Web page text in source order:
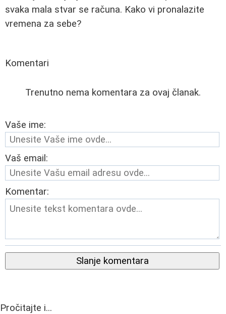
svaka mala stvar se računa. Kako vi pronalazite
vremena za sebe?
Komentari
Trenutno nema komentara za ovaj članak.
Vaše ime:
Vaš email:
Komentar:
Slanje komentara
Pročitajte i...